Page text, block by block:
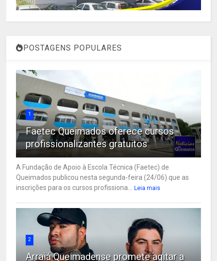
POSTAGENS POPULARES
1
Faetec Queimados oferece cursos
profissionalizantes gratuitos
A Fundação de Apoio à Escola Técnica (Faetec) de
Queimados publicou nesta segunda-feira (24/06) que as
inscrições para os cursos profissiona...
Leia mais
2
Arraiá Queimadense promete agitar a